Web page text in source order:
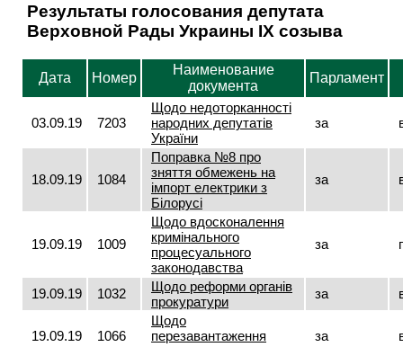
Результаты голосования депутата
Верховной Рады Украины IX созыва
Дата Номер
Наименование
документа
Парламент
03.09.19 7203
Щодо недоторканності
народних депутатів
України
за
18.09.19 1084
Поправка №8 про
зняття обмежень на
імпорт електрики з
Білорусі
за
19.09.19 1009
Щодо вдосконалення
кримінального
процесуального
законодавства
за
19.09.19 1032
Щодо реформи органів
прокуратури
за
19.09.19 1066
Щодо
перезавантаження
за